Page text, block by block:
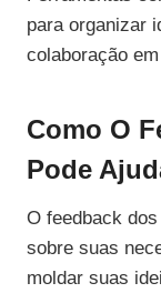
para organizar
colaboração
Como O
Pode
O feedback
sobre suas
moldar suas